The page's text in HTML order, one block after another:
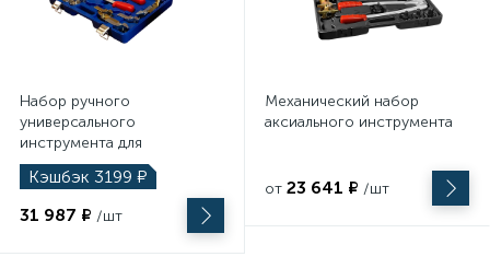
Набор ручного
универсального
инструмента для
аксиальных систем 16-32
диаметр
Кэшбэк 3199 ₽
31 987 ₽ /шт
Механический набор
аксиального инструмента
от 23 641 ₽ /шт